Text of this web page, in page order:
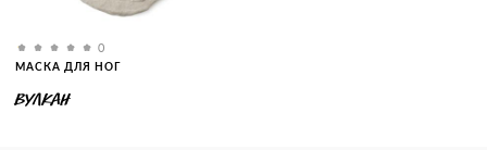
0
МАСКА ДЛЯ НОГ
ВУЛКАН